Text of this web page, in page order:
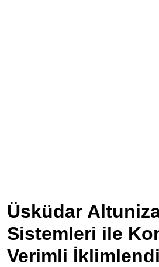
Üsküdar
Sistemleri ile
Verimli